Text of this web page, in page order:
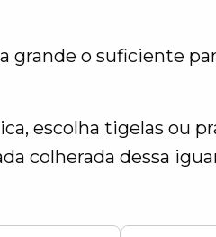
o suficiente
escolha tigelas ou
colherada dessa